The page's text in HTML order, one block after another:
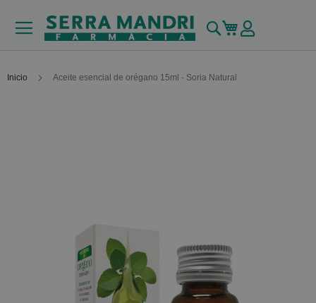
Buscar
Mi carrito
Inicio Aceite esencial de orégano 15ml - Soria Natural